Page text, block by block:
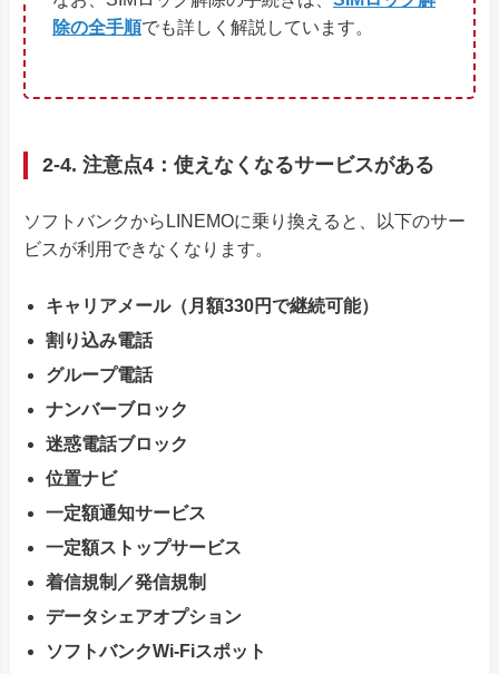
除の全手順でも詳しく解説しています。
2-4. 注意点4：使えなくなるサービスがある
ソフトバンクからLINEMOに乗り換えると、以下のサー
ビスが利用できなくなります。
キャリアメール（月額330円で継続可能）
割り込み電話
グループ電話
ナンバーブロック
迷惑電話ブロック
位置ナビ
一定額通知サービス
一定額ストップサービス
着信規制／発信規制
データシェアオプション
ソフトバンクWi-Fiスポット